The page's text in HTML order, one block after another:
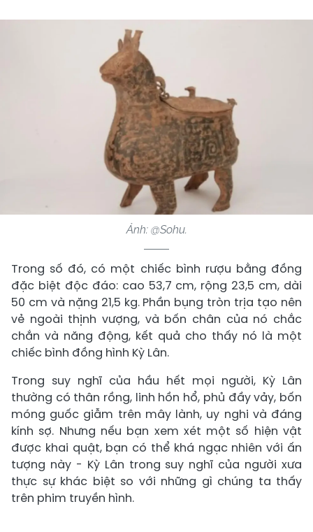
Ảnh: @Sohu.
Trong số đó, có một chiếc bình rượu bằng đồng
đặc biệt độc đáo: cao 53,7 cm, rộng 23,5 cm, dài
50 cm và nặng 21,5 kg. Phần bụng tròn trịa tạo nên
vẻ ngoài thịnh vượng, và bốn chân của nó chắc
chắn và năng động, kết quả cho thấy nó là một
chiếc bình đồng hình Kỳ Lân.
Trong suy nghĩ của hầu hết mọi người, Kỳ Lân
thường có thân rồng, linh hồn hổ, phủ đầy vảy, bốn
móng guốc giẫm trên mây lành, uy nghi và đáng
kính sợ. Nhưng nếu bạn xem xét một số hiện vật
được khai quật, bạn có thể khá ngạc nhiên với ấn
tượng này - Kỳ Lân trong suy nghĩ của người xưa
thực sự khác biệt so với những gì chúng ta thấy
trên phim truyền hình.